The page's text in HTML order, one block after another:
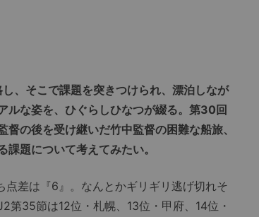
、そこで課題を突きつけられ、漂泊しなが
ルな姿を、ひぐらしひなつが綴る。第30回
の後を受け継いだ竹中監督の困難な船旅、
題について考えてみたい。
差は『6』。なんとかギリギリ逃げ切れそ
第35節は12位・札幌、13位・甲府、14位・